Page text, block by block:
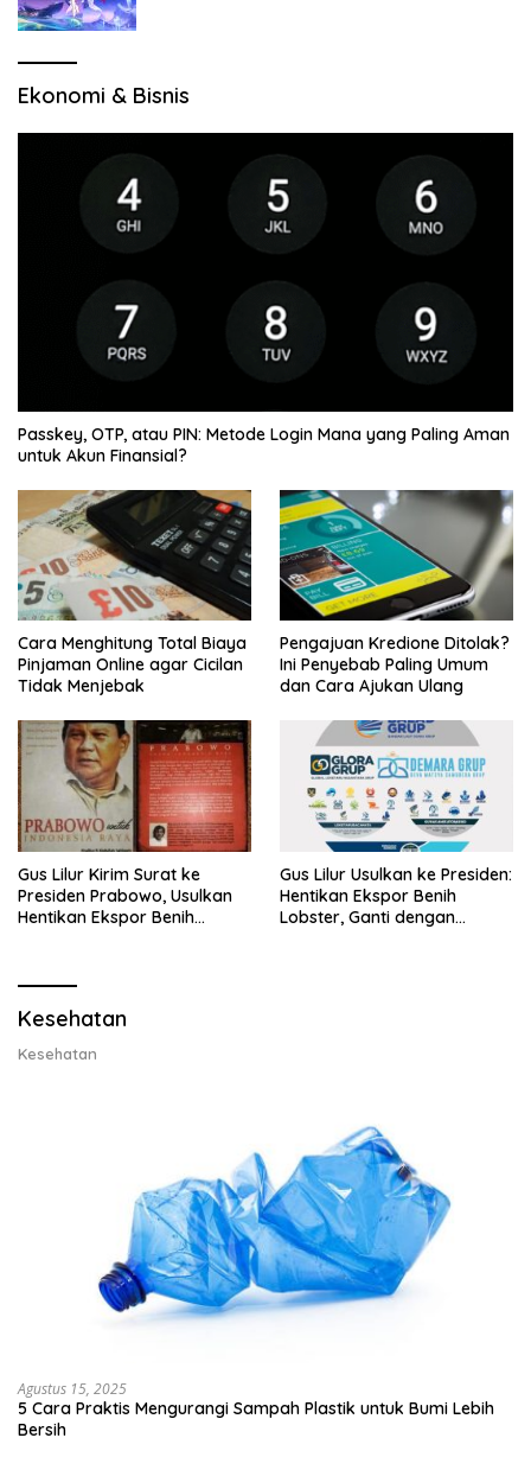
Ekonomi & Bisnis
Passkey, OTP, atau PIN: Metode Login Mana yang Paling Aman
untuk Akun Finansial?
Cara Menghitung Total Biaya
Pinjaman Online agar Cicilan
Tidak Menjebak
Pengajuan Kredione Ditolak?
Ini Penyebab Paling Umum
dan Cara Ajukan Ulang
Gus Lilur Kirim Surat ke
Presiden Prabowo, Usulkan
Hentikan Ekspor Benih
Gus Lilur Usulkan ke Presiden:
Hentikan Ekspor Benih
Lobster, Ganti dengan
Kesehatan
Kesehatan
Agustus 15, 2025
5 Cara Praktis Mengurangi Sampah Plastik untuk Bumi Lebih
Bersih